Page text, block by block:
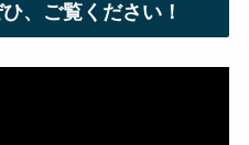
、ご覧ください！